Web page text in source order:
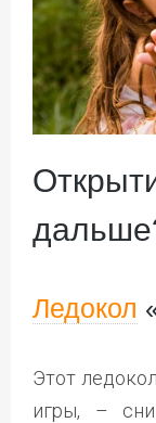
Ледокол
Этот
игры, –